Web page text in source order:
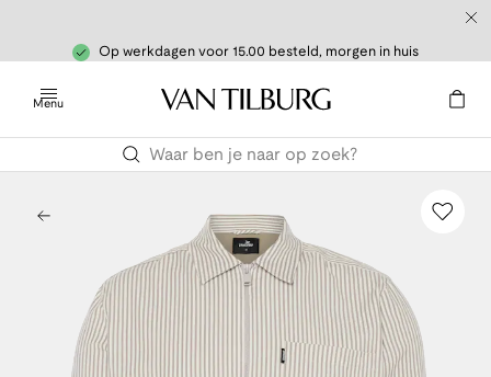
Op werkdagen voor 15.00 besteld, morgen in huis
Menu